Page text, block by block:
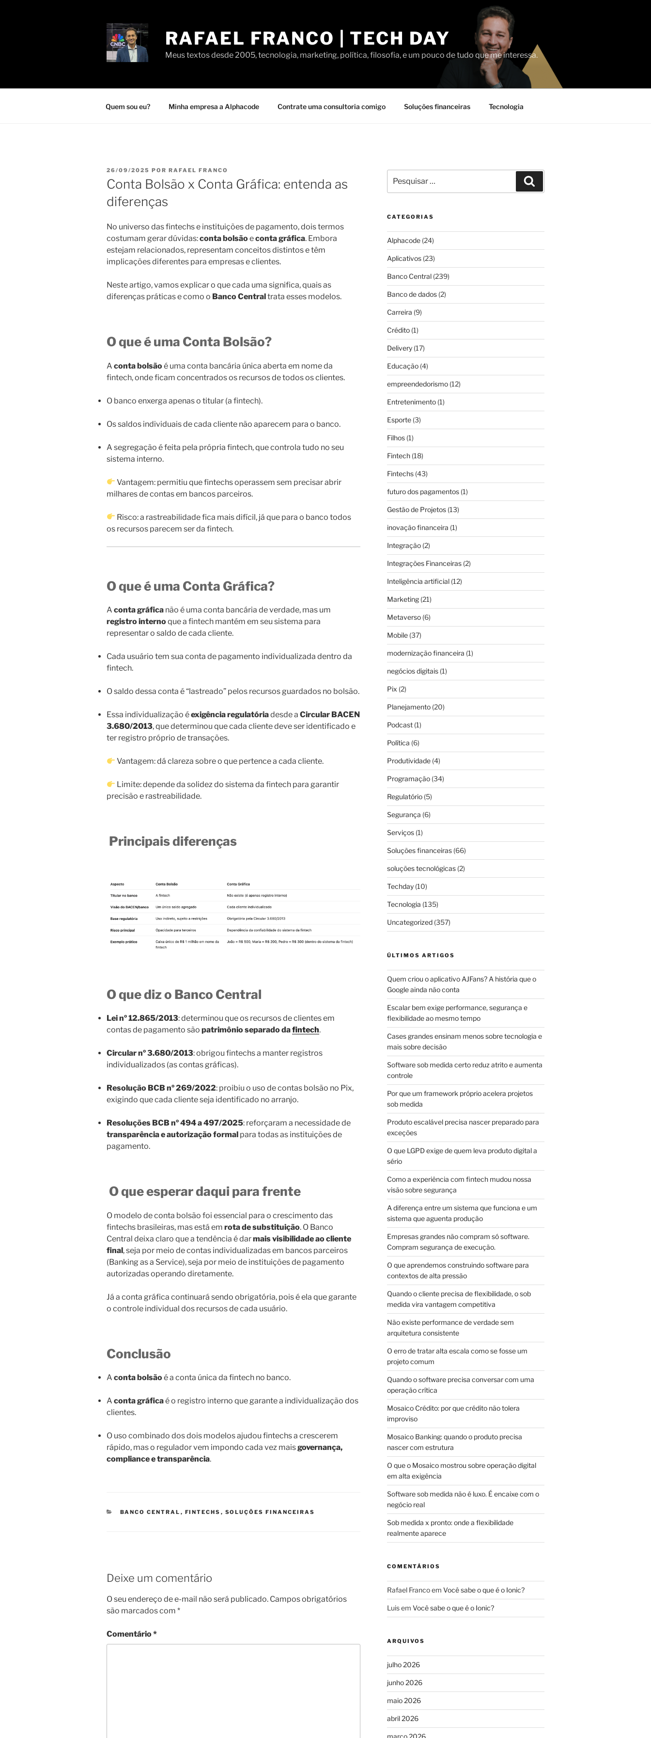
RAFAEL FRANCO | TECH DAY
Meus textos desde 2005, tecnologia, marketing, política, filosofia, e um pouco de tudo que me interessa.
Quem sou eu? Minha empresa a Alphacode Contrate uma consultoria comigo Soluções financeiras Tecnologia
PUBLICADO
EM
26/09/2025 POR RAFAEL FRANCO
Conta Bolsão x Conta Gráfica: entenda as
diferenças
No universo das fintechs e instituições de pagamento, dois termos
costumam gerar dúvidas:conta bolsãoeconta gráfica. Embora
estejam relacionados, representam conceitos distintos e têm
implicações diferentes para empresas e clientes.
Neste artigo, vamos explicar o que cada uma significa, quais as
diferenças práticas e como o Banco Central trata esses modelos.
O que é uma Conta Bolsão?
A conta bolsãoé uma conta bancária única aberta em nome da
fintech, onde ficam concentrados os recursos de todos os clientes.
O banco enxerga apenas o titular (a fintech).
Os saldos individuais de cada cliente não aparecem para o banco.
A segregação é feita pela própria fintech, que controla tudo no seu
sistema interno.
Vantagem: permitiu que fintechs operassem sem precisar abrir
milhares de contas em bancos parceiros.
Risco: a rastreabilidade fica mais difícil, já que para o banco todos
os recursos parecem ser da fintech.
O que é uma Conta Gráfica?
A conta gráfica não é uma conta bancária de verdade, mas um
registro internoque a fintech mantém em seu sistema para
representar o saldo de cada cliente.
Cada usuário tem sua conta de pagamento individualizada dentro da
fintech.
O saldo dessa conta é “lastreado” pelos recursos guardados no bolsão.
Essa individualização éexigência regulatóriadesde a Circular BACEN
3.680/2013, que determinou que cada cliente deve ser identificado e
ter registro próprio de transações.
Vantagem: dá clareza sobre o que pertence a cada cliente.
Limite: depende da solidez do sistema da fintech para garantir
precisão e rastreabilidade.
Principais diferenças
O que diz o Banco Central
Lei nº 12.865/2013: determinou que os recursos de clientes em
contas de pagamento são patrimônio separado dafintech.
Circular nº 3.680/2013: obrigou fintechs a manter registros
individualizados (as contas gráficas).
Resolução BCB nº 269/2022: proibiu o uso de contas bolsão no Pix,
exigindo que cada cliente seja identificado no arranjo.
Resoluções BCB nº 494 a 497/2025: reforçaram a necessidade de
transparência e autorização formal para todas as instituições de
pagamento.
O que esperar daqui para frente
O modelo de conta bolsão foi essencial para o crescimento das
fintechs brasileiras, mas está em rota de substituição. O Banco
Central deixa claro que a tendência é darmais visibilidade ao cliente
final, seja por meio de contas individualizadas em bancos parceiros
(Banking as a Service), seja por meio de instituições de pagamento
autorizadas operando diretamente.
Já a conta gráfica continuará sendo obrigatória, pois é ela que garante
o controle individual dos recursos de cada usuário.
Conclusão
A conta bolsãoé a conta única da fintech no banco.
A conta gráficaé o registro interno que garante a individualização dos
clientes.
O uso combinado dos dois modelos ajudou fintechs a crescerem
rápido, mas o regulador vem impondo cada vez maisgovernança,
compliance e transparência.
CATEGORIAS
BANCO CENTRAL , FINTECHS , SOLUÇÕES FINANCEIRAS
Deixe um comentário
O seu endereço de e-mail não será publicado. Campos obrigatórios
são marcados com *
Comentário*
por:
CATEGORIAS
Alphacode(24)
Aplicativos(23)
Banco Central(239)
Banco de dados(2)
Carreira (9)
Crédito(1)
Delivery(17)
Educação(4)
empreendedorismo(12)
Entretenimento(1)
Esporte(3)
Filhos(1)
Fintech(18)
Fintechs(43)
futuro dos pagamentos(1)
Gestão de Projetos(13)
inovação financeira (1)
Integração(2)
Integrações Financeiras(2)
Inteligência artificial(12)
Marketing(21)
Metaverso(6)
Mobile(37)
modernização financeira (1)
negócios digitais(1)
Pix (2)
Planejamento(20)
Podcast(1)
Política (6)
Produtividade(4)
Programação(34)
Regulatório(5)
Segurança (6)
Serviços(1)
Soluções financeiras(66)
soluções tecnológicas(2)
Techday(10)
Tecnologia (135)
Uncategorized(357)
ÚLTIMOS ARTIGOS
Quem criou o aplicativo AJFans? A história que o
Google ainda não conta
Escalar bem exige performance, segurança e
flexibilidade ao mesmo tempo
Cases grandes ensinam menos sobre tecnologia e
mais sobre decisão
Software sob medida certo reduz atrito e aumenta
controle
Por que um framework próprio acelera projetos
sob medida
Produto escalável precisa nascer preparado para
exceções
O que LGPD exige de quem leva produto digital a
sério
Como a experiência com fintech mudou nossa
visão sobre segurança
A diferença entre um sistema que funciona e um
sistema que aguenta produção
Empresas grandes não compram só software.
Compram segurança de execução.
O que aprendemos construindo software para
contextos de alta pressão
Quando o cliente precisa de flexibilidade, o sob
medida vira vantagem competitiva
Não existe performance de verdade sem
arquitetura consistente
O erro de tratar alta escala como se fosse um
projeto comum
Quando o software precisa conversar com uma
operação crítica
Mosaico Crédito: por que crédito não tolera
improviso
Mosaico Banking: quando o produto precisa
nascer com estrutura
O que o Mosaico mostrou sobre operação digital
em alta exigência
Software sob medida não é luxo. É encaixe com o
negócio real
Sob medida x pronto: onde a flexibilidade
realmente aparece
COMENTÁRIOS
Rafael Francoem Você sabe o que é o Ionic?
Luisem Você sabe o que é o Ionic?
ARQUIVOS
julho 2026
junho 2026
maio 2026
abril 2026